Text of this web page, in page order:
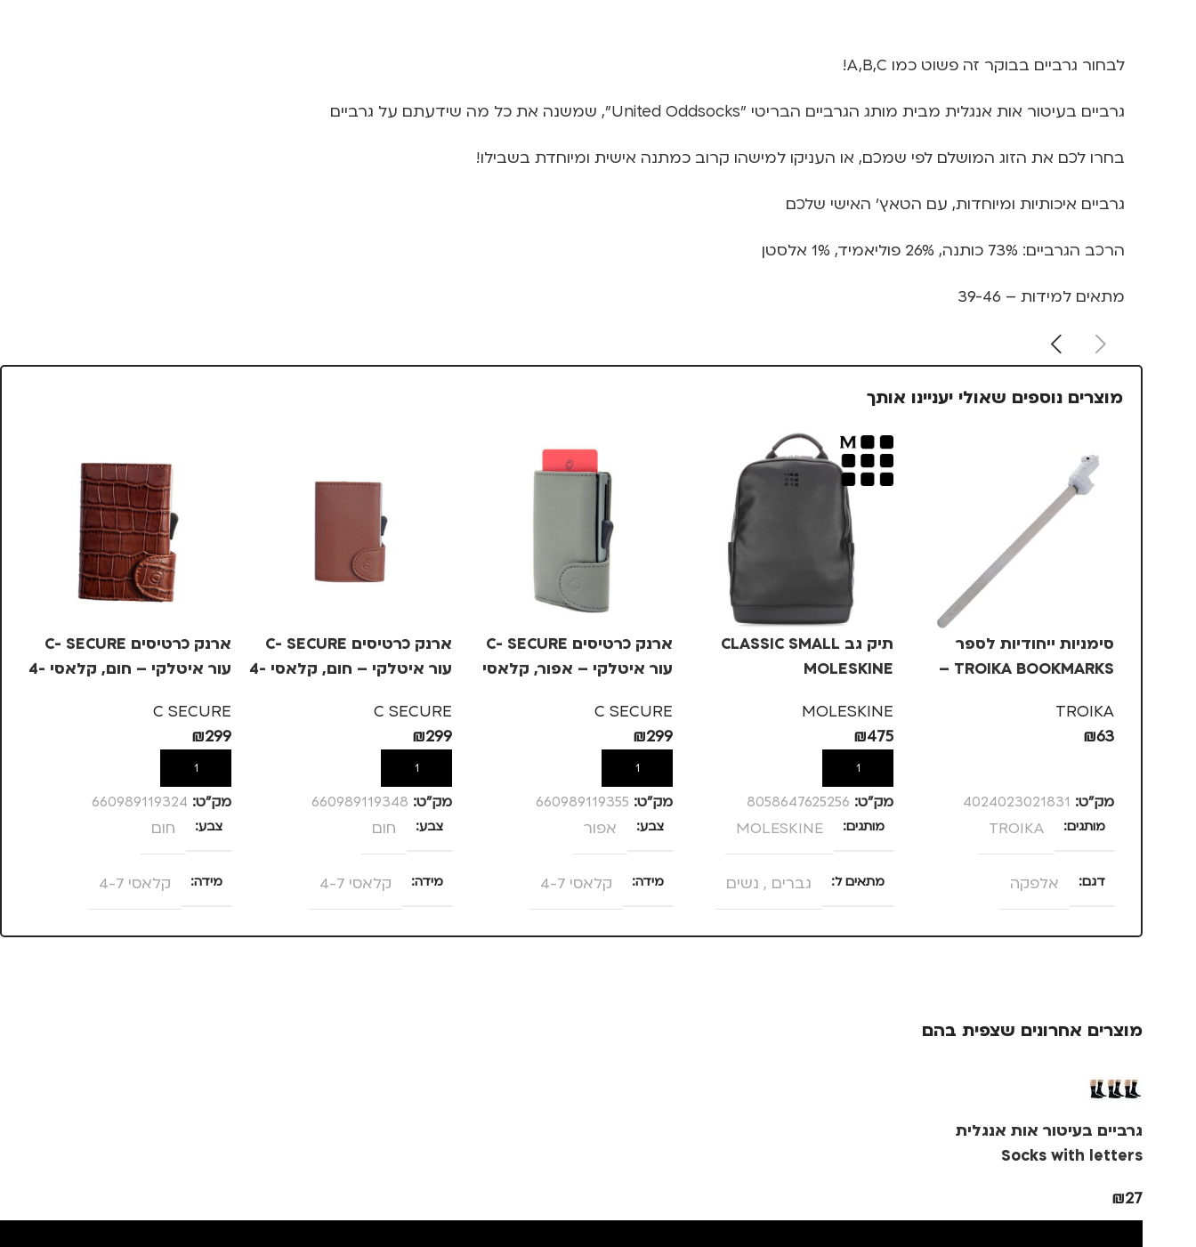
לבחור גרביים בבוקר זה פשוט כמו A,B,C!
גרביים בעיטור אות אנגלית מבית מותג הגרביים הבריטי "United Oddsocks", שמשנה את כל מה שידעתם על גרביים
בחרו לכם את הזוג המושלם לפי שמכם, או העניקו למישהו קרוב כמתנה אישית ומיוחדת בשבילו!
גרביים איכותיות ומיוחדות, עם הטאץ' האישי שלכם
הרכב הגרביים: 73% כותנה, 26% פוליאמיד, 1% אלסטן
מתאים למידות – 39-46
מוצרים נוספים שאולי יעניינו אותך
סימניות ייחודיות לספר
TROIKA BOOKMARKS –
TROIKA
₪63
מק”ט: 4024023021831
מותגים TROIKA
דגם אלפקה
תיק גב CLASSIC SMALL
MOLESKINE
MOLESKINE
₪475
הוספה לסל
מק”ט: 8058647625256
מותגים MOLESKINE
מתאים ל גברים , נשים
סוג תיק
ארנק כרטיסים C- SECURE
עור איטלקי – אפור, קלאסי
C SECURE
₪299
הוספה לסל
מק”ט: 660989119355
צבע אפור
מידה קלאסי 4-7
מותגים C SECURE
ארנק כרטיסים C- SECURE
עור איטלקי – חום, קלאסי 4-
C SECURE
₪299
הוספה לסל
מק”ט: 660989119348
צבע חום
מידה קלאסי 4-7
מותגים C SECURE
ארנק כרטיסים C- SECURE
עור איטלקי – חום, קלאסי 4-
C SECURE
₪299
הוספה לסל
מק”ט: 660989119324
צבע חום
מידה קלאסי 4-7
מותגים C SECURE
מוצרים אחרונים שצפית בהם
גרביים בעיטור אות אנגלית
Socks with letters
₪27